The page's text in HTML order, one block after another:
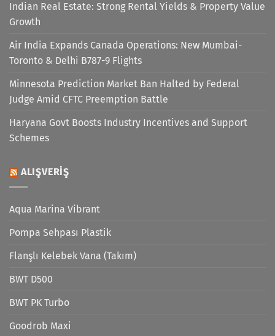
Indian Real Estate: Strong Rental Yields & Property Value
Growth
Air India Expands Canada Operations: New Mumbai-
Toronto & Delhi B787-9 Flights
Minnesota Prediction Market Ban Halted by Federal
Judge Amid CFTC Preemption Battle
Haryana Govt Boosts Industry Incentives and Support
Schemes
ALIŞVERIŞ
Aqua Marina Vibrant
Pompa Sehpası Plastik
Flanşlı Kelebek Vana (Takım)
BWT D500
BWT PK Turbo
Goodrob Maxi